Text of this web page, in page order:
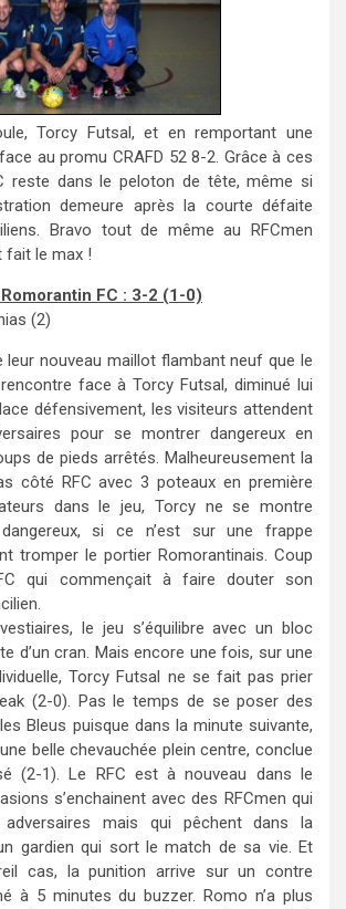
Torcy Futsal, et en remportant une
au promu CRAFD 52 8-2. Grâce à ces
reste dans le peloton de tête, même si
demeure après la courte défaite
Bravo tout de même au RFCmen
fait le max !
FC : 3-2 (1-0)
(2)
leur nouveau maillot flambant neuf que le
face à Torcy Futsal, diminué lui
défensivement, les visiteurs attendent
pour se montrer dangereux en
de pieds arrêtés. Malheureusement la
côté RFC avec 3 poteaux en première
dans le jeu, Torcy ne se montre
si ce n’est sur une frappe
tromper le portier Romorantinais. Coup
qui commençait à faire douter son
le jeu s’équilibre avec un bloc
d’un cran. Mais encore une fois, sur une
Torcy Futsal ne se fait pas prier
(2-0). Pas le temps de se poser des
Bleus puisque dans la minute suivante,
belle chevauchée plein centre, conclue
(2-1). Le RFC est à nouveau dans le
s’enchainent avec des RFCmen qui
mais qui pêchent dans la
gardien qui sort le match de sa vie. Et
cas, la punition arrive sur un contre
à 5 minutes du buzzer. Romo n’a plus